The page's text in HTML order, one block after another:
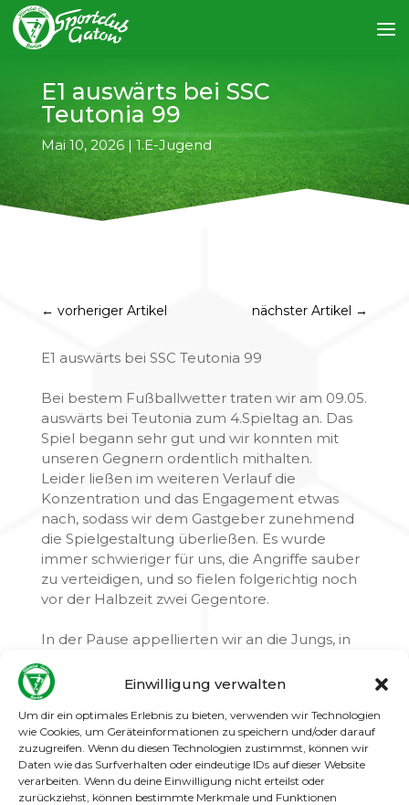
Einwilligung verwalten
Um dir ein optimales Erlebnis zu bieten, verwenden wir Technologien
wie Cookies, um Geräteinformationen zu speichern und/oder darauf
zuzugreifen. Wenn du diesen Technologien zustimmst, können wir
Daten wie das Surfverhalten oder eindeutige IDs auf dieser Website
verarbeiten. Wenn du deine Einwilligung nicht erteilst oder
zurückziehst, können bestimmte Merkmale und Funktionen
E1 auswärts bei SSC
Teutonia 99
Mai 10, 2026| 1.E-Jugend
← vorheriger Artikel nächster Artikel →
E1 auswärts bei SSC Teutonia 99
Bei bestem Fußballwetter traten wir am 09.05.
auswärts bei Teutonia zum 4.Spieltag an. Das
Spiel begann sehr gut und wir konnten mit
unseren Gegnern ordentlich mithalten.
​Leider ließen im weiteren Verlauf die
Konzentration und das Engagement etwas
nach, sodass wir dem Gastgeber zunehmend
die Spielgestaltung überließen. Es wurde
immer schwieriger für uns, die Angriffe sauber
zu verteidigen, und so fielen folgerichtig noch
vor der Halbzeit zwei Gegentore.
​In der Pause appellierten wir an die Jungs, in
der zweiten Hälfte noch einmal alles
reinzuwerfen. Mit ein paar kleineren
Umstellungen starteten wir sehr schwungvoll
in den zweiten Durchgang und belohnten uns
endlich: Durch einen schönen Fernschuss von
Klaas erzielten wir den Anschlusstreffer zum
1:2.